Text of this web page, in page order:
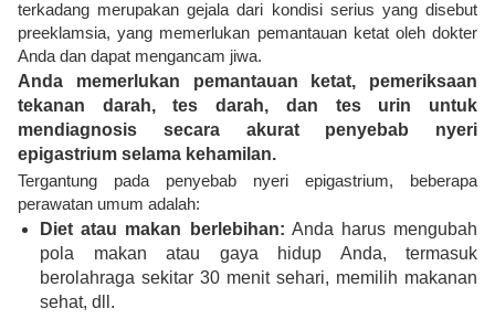
terkadang merupakan gejala dari kondisi serius yang disebut
preeklamsia, yang memerlukan pemantauan ketat oleh dokter
Anda dan dapat mengancam jiwa.
Anda memerlukan pemantauan ketat, pemeriksaan
tekanan darah, tes darah, dan tes urin untuk
mendiagnosis secara akurat penyebab nyeri
epigastrium selama kehamilan.
Tergantung pada penyebab nyeri epigastrium, beberapa
perawatan umum adalah:
Diet atau makan berlebihan: Anda harus mengubah
pola makan atau gaya hidup Anda, termasuk
berolahraga sekitar 30 menit sehari, memilih makanan
sehat, dll.